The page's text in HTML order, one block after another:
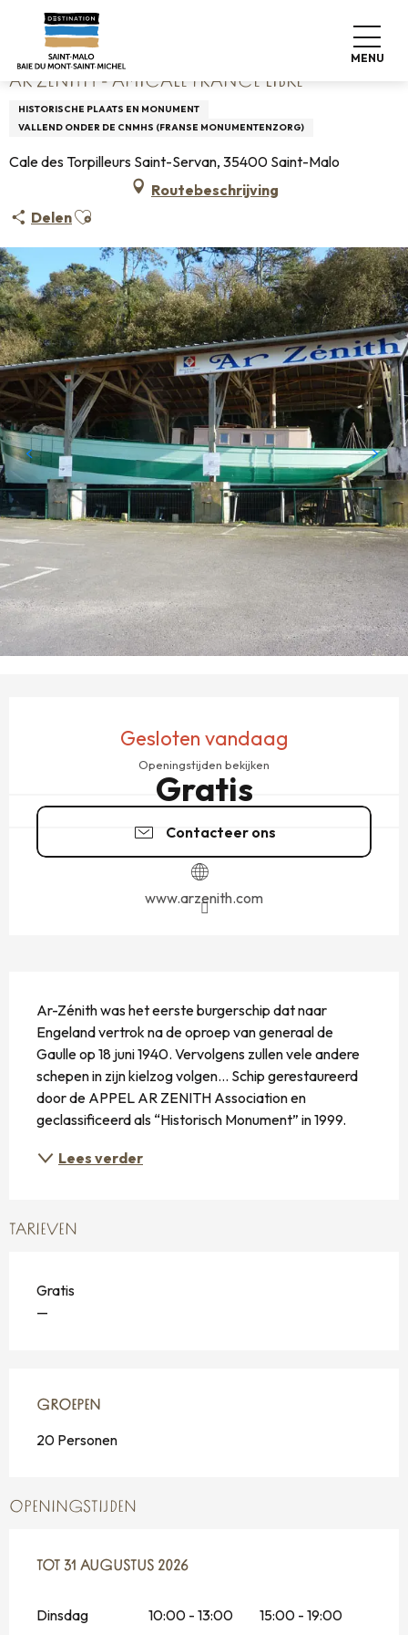
contenu
principal
MENU
Home Ar Zenith - Amicale France Libre
AR ZENITH - AMICALE FRANCE LIBRE
HISTORISCHE PLAATS EN MONUMENT
VALLEND ONDER DE CNMHS (FRANSE MONUMENTENZORG)
Cale des Torpilleurs Saint-Servan, 35400 Saint-Malo
Routebeschrijving
DelenAjouter aux favoris
Gesloten vandaag
Openingstijden bekijken
Gratis
Contacteer ons
www.arzenith.com
Ar-Zénith was het eerste burgerschip dat naar
Engeland vertrok na de oproep van generaal de
Gaulle op 18 juni 1940. Vervolgens zullen vele andere
schepen in zijn kielzog volgen... Schip gerestaureerd
door de APPEL AR ZENITH Association en
geclassificeerd als “Historisch Monument” in 1999.
Lees verder
TARIEVEN
Gratis
—
GROEPEN
GROEPEN
20 Personen
OPENINGSTIJDEN
VANAF1 JULI 2026TOT31 AUGUSTUS 2026
TOT 31 AUGUSTUS 2026
Dinsdag 10:00 - 13:00 15:00 - 19:00